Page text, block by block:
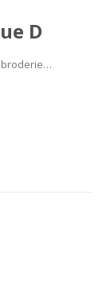
D
broderie…